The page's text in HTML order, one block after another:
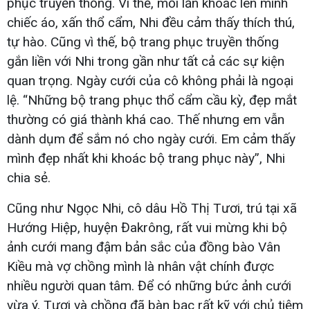
chiếc áo, xấn thổ cẩm, Nhi đều cảm thấy thích thú,
tự hào. Cũng vì thế, bộ trang phục truyền thống
gắn liền với Nhi trong gần như tất cả các sự kiện
quan trọng. Ngày cưới của cô không phải là ngoại
lệ. “Những bộ trang phục thổ cẩm cầu kỳ, đẹp mắt
thường có giá thành khá cao. Thế nhưng em vẫn
dành dụm để sắm nó cho ngày cưới. Em cảm thấy
mình đẹp nhất khi khoác bộ trang phục này”, Nhi
chia sẻ.
Cũng như Ngọc Nhi, cô dâu Hồ Thị Tươi, trú tại xã
Hướng Hiệp, huyện Đakrông, rất vui mừng khi bộ
ảnh cưới mang đậm bản sắc của đồng bào Vân
Kiều mà vợ chồng mình là nhân vật chính được
nhiều người quan tâm. Để có những bức ảnh cưới
vừa ý, Tươi và chồng đã bàn bạc rất kỹ với chủ tiệm